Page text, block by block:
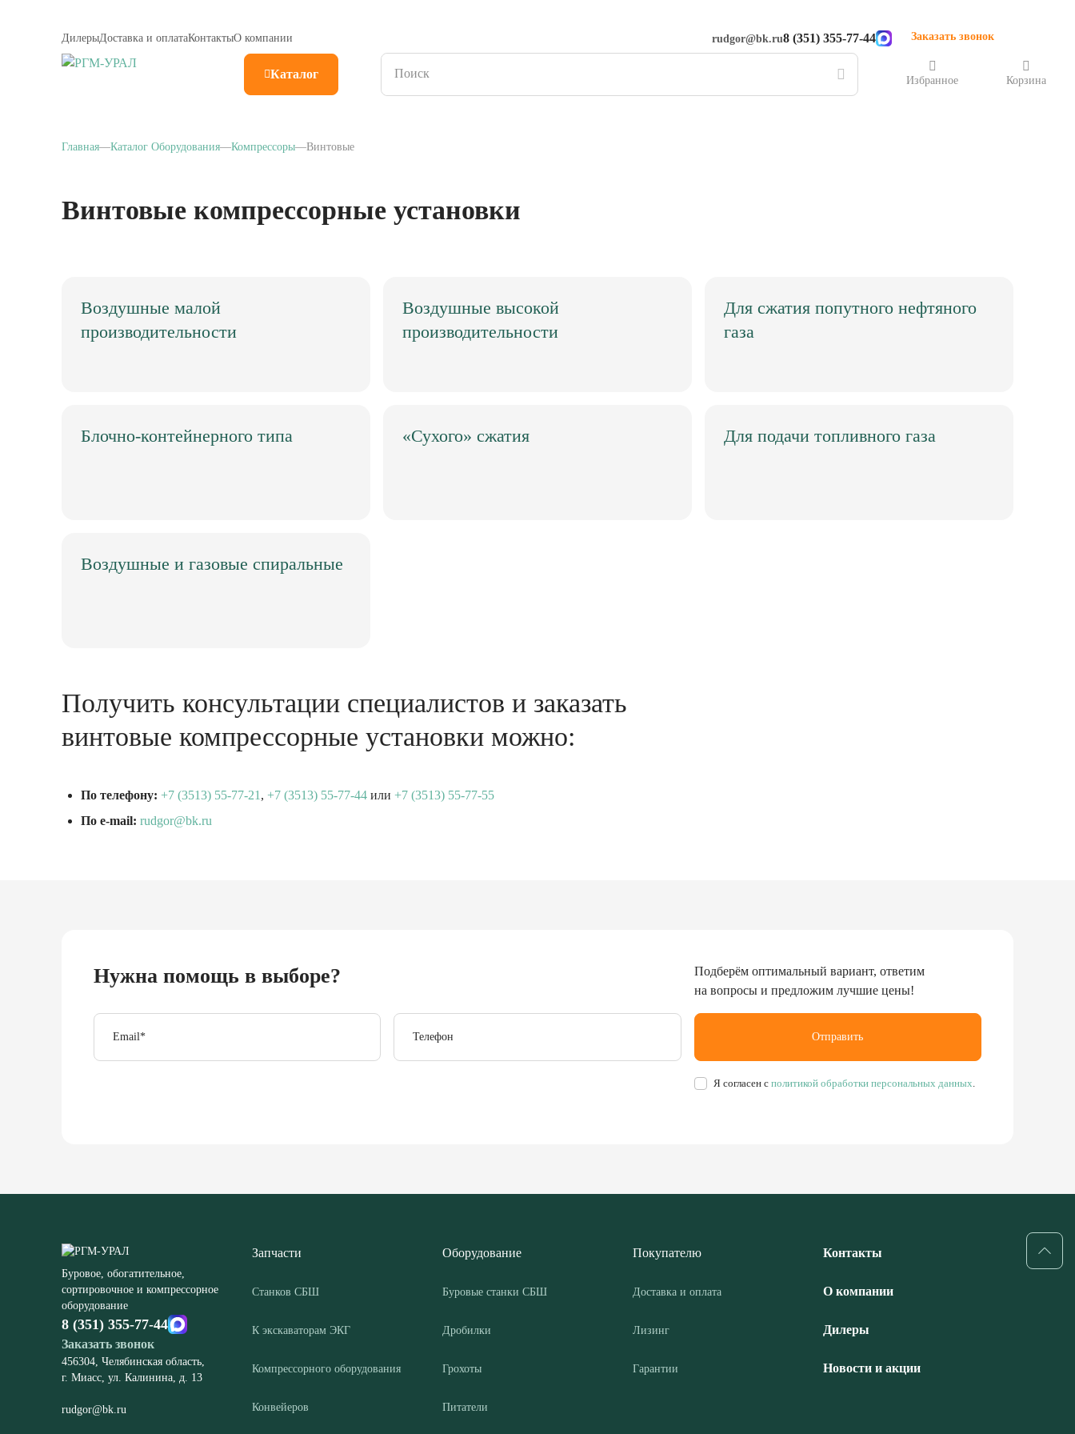
ДилерыДоставка и оплатаКонтактыО компании rudgor@bk.ru8 (351) 355-77-44 Заказать звонок
Каталог Избранное Корзина
Главная Каталог Оборудования Компрессоры Винтовые
Винтовые компрессорные установки
Воздушные малой
производительности
Воздушные высокой
производительности
Для сжатия попутного нефтяного
газа
Блочно-контейнерного типа «Сухого» сжатия Для подачи топливного газа
Воздушные и газовые спиральные
Получить консультации специалистов и заказать
винтовые компрессорные установки можно:
По телефону: +7 (3513) 55-77-21 +7 (3513) 55-77-44 или +7 (3513) 55-77-55
По e-mail: rudgor@bk.ru
Нужна помощь в выборе?
Email* Телефон
Я согласен сполитикой обработки персональных данных
Отправить
Подберём оптимальный вариант, ответим
на вопросы и предложим лучшие цены!
Буровое, обогатительное,
сортировочное и компрессорное
оборудование
8 (351) 355-77-44
Заказать звонок
456304, Челябинская область,
г. Миасс, ул. Калинина, д. 13
rudgor@bk.ru
Запчасти
Станков СБШ
К экскаваторам ЭКГ
Компрессорного оборудования
Конвейеров
Оборудование
Буровые станки СБШ
Дробилки
Грохоты
Питатели
Покупателю
Доставка и оплата
Лизинг
Гарантии
Контакты
О компании
Дилеры
Новости и акции